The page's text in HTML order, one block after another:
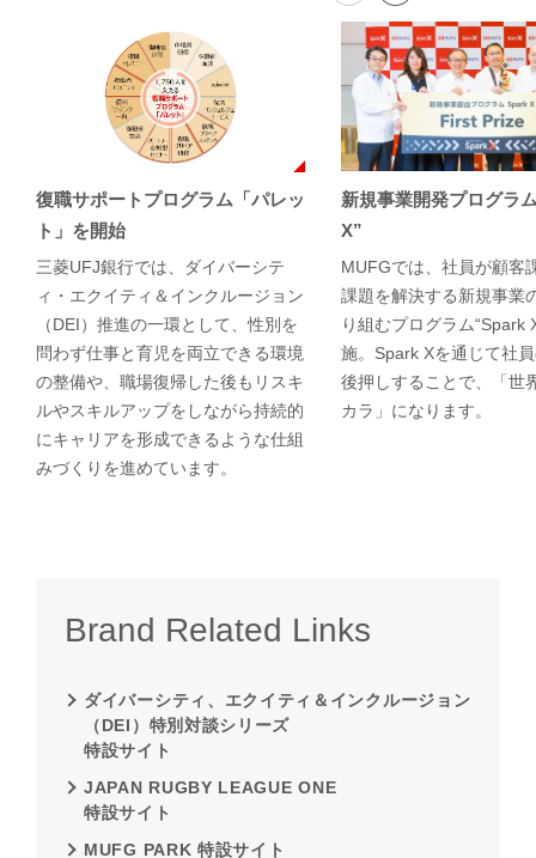
復職サポートプログラム「パレッ
ト」を開始
三菱UFJ銀行では、ダイバーシテ
ィ・エクイティ＆インクルージョン
（DEI）推進の一環として、性別を
問わず仕事と育児を両立できる環境
の整備や、職場復帰した後もリスキ
ルやスキルアップをしながら持続的
にキャリアを形成できるような仕組
みづくりを進めています。
新規事業開発プログラ
X”
MUFGでは、社員が顧客
課題を解決する新規事業
り組むプログラム“Spark
施。Spark Xを通じて社
後押しすることで、「世
カラ」になります。
Brand Related Links
ダイバーシティ、エクイティ＆インクルージョン
（DEI）特別対談シリーズ
特設サイト
JAPAN RUGBY LEAGUE ONE
特設サイト
MUFG PARK 特設サイト